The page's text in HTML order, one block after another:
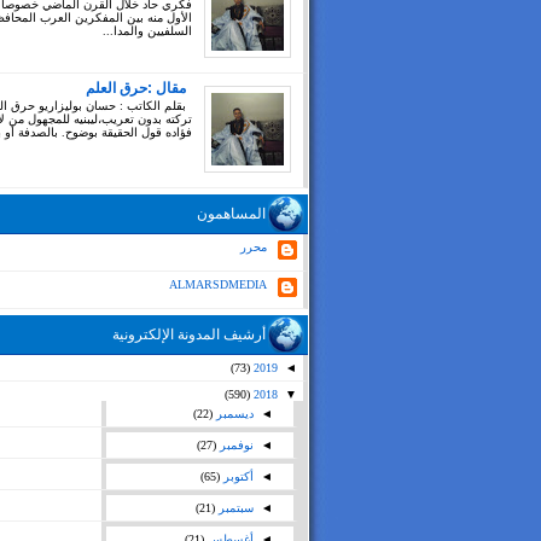
فكري حاد خلال القرن الماضي
الأول منه بين المفكرين العرب
السلفيين والمدا...
مقال :حرق العلم
بقلم الكاتب : حسان بوليزاريو حرق
تركته بدون تعريب،ليبنيه للمجهول من
فؤاده قول الحقيقة بوضوح. بالصدفة أو
المساهمون
محرر
ALMARSDMEDIA
أرشيف المدونة الإلكترونية
◄
2019
(73)
▼
2018
(590)
◄ ديسمبر (22)
◄ نوفمبر (27)
◄ أكتوبر (65)
◄ سبتمبر (21)